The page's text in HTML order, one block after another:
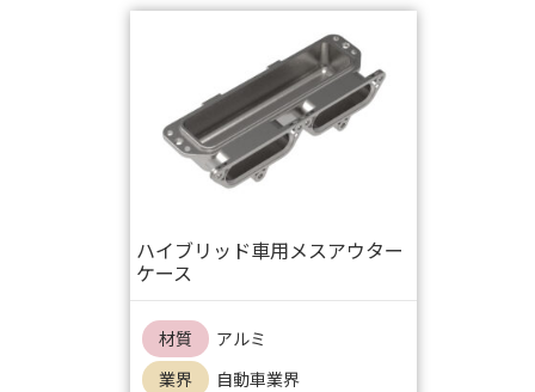
ハイブリッド車用メスアウター
ケース
材質
アルミ
業界
自動車業界